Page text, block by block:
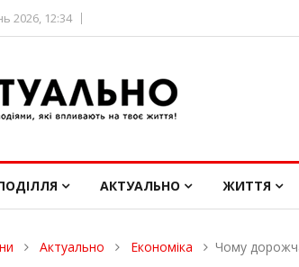
2026, 12:34
АКТУАЛЬНО ЖИТТЯ
Актуально Економіка Чому